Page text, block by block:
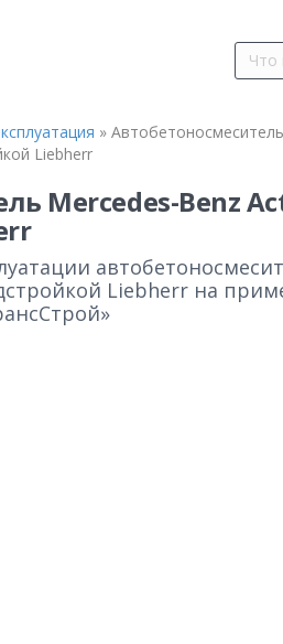
» Автобетоносмеситель
Liebherr
Mercedes-Benz
Liebherr на